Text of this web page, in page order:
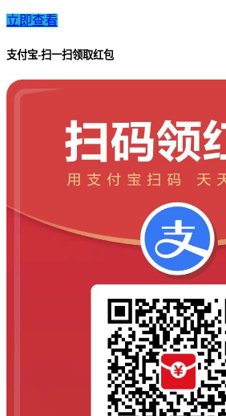
立即查看
支付宝-扫一扫领取红包